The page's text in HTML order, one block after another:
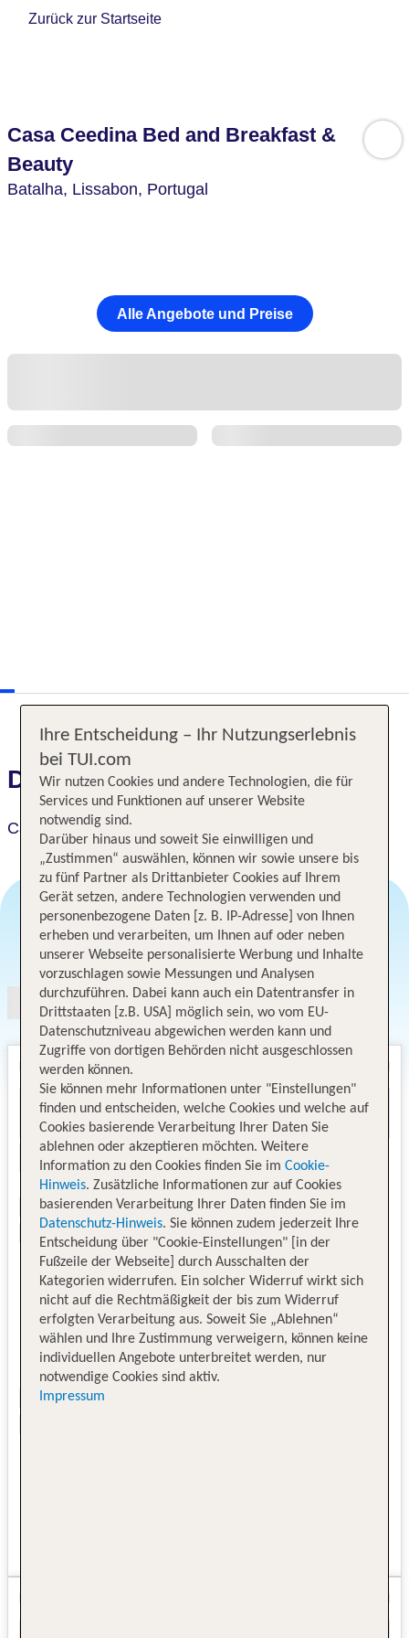
Zurück zur Startseite
Casa Ceedina Bed and Breakfast &
Beauty
Batalha, Lissabon, Portugal
Alle Angebote und Preise
Das erwartet Sie
Casa Ceedina Bed and Breakfast & Beauty
Angebotsauswahl
Ihre Entscheidung – Ihr Nutzungserlebnis
bei TUI.com
Wir nutzen Cookies und andere Technologien, die für
Services und Funktionen auf unserer Website
notwendig sind.
Darüber hinaus und soweit Sie einwilligen und
„Zustimmen“ auswählen, können wir sowie unsere bis
zu fünf Partner als Drittanbieter Cookies auf Ihrem
Gerät setzen, andere Technologien verwenden und
personenbezogene Daten [z. B. IP-Adresse] von Ihnen
erheben und verarbeiten, um Ihnen auf oder neben
unserer Webseite personalisierte Werbung und Inhalte
vorzuschlagen sowie Messungen und Analysen
durchzuführen. Dabei kann auch ein Datentransfer in
Drittstaaten [z.B. USA] möglich sein, wo vom EU-
Datenschutzniveau abgewichen werden kann und
Zugriffe von dortigen Behörden nicht ausgeschlossen
werden können.
Sie können mehr Informationen unter "Einstellungen"
finden und entscheiden, welche Cookies und welche auf
Cookies basierende Verarbeitung Ihrer Daten Sie
ablehnen oder akzeptieren möchten. Weitere
Information zu den Cookies finden Sie im Cookie-
Hinweis. Zusätzliche Informationen zur auf Cookies
basierenden Verarbeitung Ihrer Daten finden Sie im
Datenschutz-Hinweis. Sie können zudem jederzeit Ihre
Entscheidung über "Cookie-Einstellungen" [in der
Fußzeile der Webseite] durch Ausschalten der
Kategorien widerrufen. Ein solcher Widerruf wirkt sich
nicht auf die Rechtmäßigkeit der bis zum Widerruf
erfolgten Verarbeitung aus. Soweit Sie „Ablehnen“
wählen und Ihre Zustimmung verweigern, können keine
individuellen Angebote unterbreitet werden, nur
notwendige Cookies sind aktiv.
Impressum